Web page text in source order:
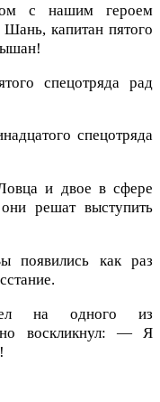
с нашим героем
капитан пятого
спецотряда рад
спецотряда
и двое в сфере
решат выступить
как раз
на одного из
воскликнул: — Я